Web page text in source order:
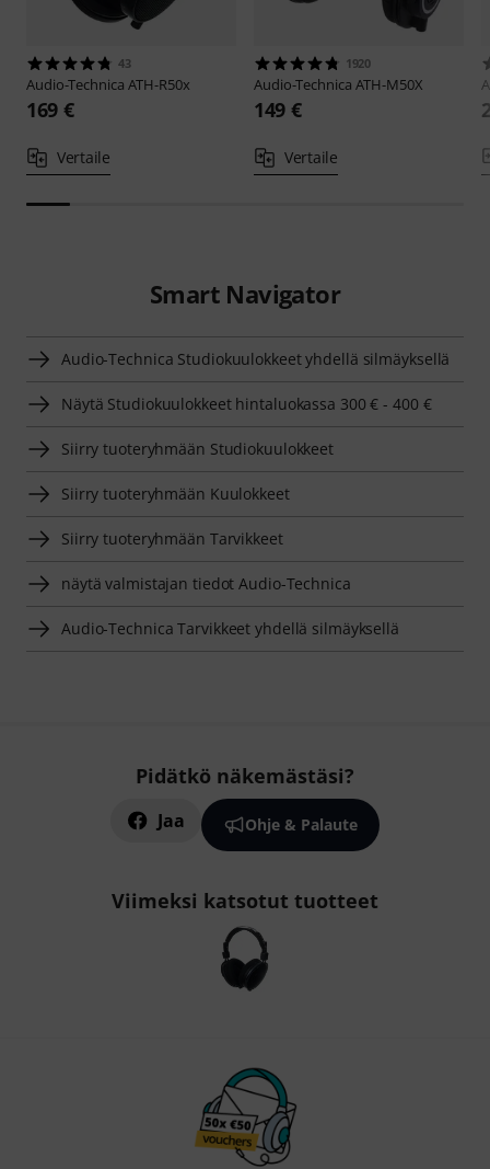
43
Audio-Technica ATH-R50x
169 €
Vertaile
1920
Audio-Technica ATH-M50X
149 €
Vertaile
Smart Navigator
Audio-Technica Studiokuulokkeet yhdellä silmäyksellä
Näytä Studiokuulokkeet hintaluokassa 300 € - 400 €
Siirry tuoteryhmään Studiokuulokkeet
Siirry tuoteryhmään Kuulokkeet
Siirry tuoteryhmään Tarvikkeet
näytä valmistajan tiedot Audio-Technica
Audio-Technica Tarvikkeet yhdellä silmäyksellä
Pidätkö näkemästäsi?
Jaa Ohje & Palaute
Viimeksi katsotut tuotteet